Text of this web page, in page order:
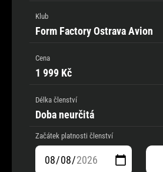
Klub
Form Factory Ostrava Avion
Cena
1 999 Kč
Délka členství
Doba neurčitá
Začátek platnosti členství